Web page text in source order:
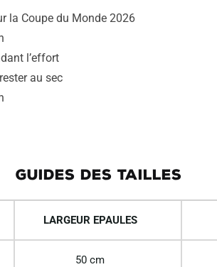
la Coupe du Monde 2026
l’effort
au sec
GUIDES DES TAILLES
LARGEUR EPAULES
50 cm